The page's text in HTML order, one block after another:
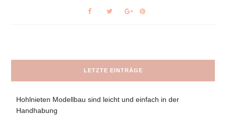
LETZTE EINTRÄGE
Hohlnieten Modellbau sind leicht und einfach in der
Handhabung